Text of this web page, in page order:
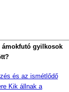
ámokfutó gyilkosok
és az ismétlődő
Kik állnak a